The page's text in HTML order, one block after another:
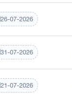
26-07-2026
31-07-2026
21-07-2026